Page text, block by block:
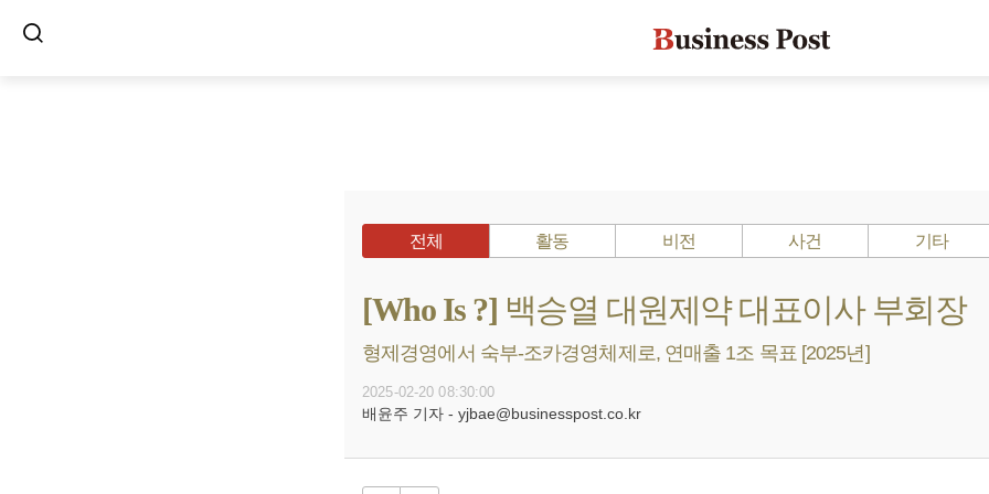
전체 활동 비전 사건 기타
[Who Is ?] 백승열 대원제약 대표이사 부회장
형제경영에서 숙부-조카경영체제로, 연매출 1조 목표 [2025년]
2025-02-20 08:30:00
배윤주 기자 - yjbae@businesspost.co.kr